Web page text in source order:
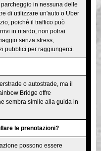
in nessuna delle
di utilizzare un'auto o Uber
poiché il traffico può
in ritardo, non potrai
senza stress,
pubblici per raggiungerci.
o autostrade, ma il
Bridge offre
sembra simile alla guida in
le prenotazioni?
possono essere